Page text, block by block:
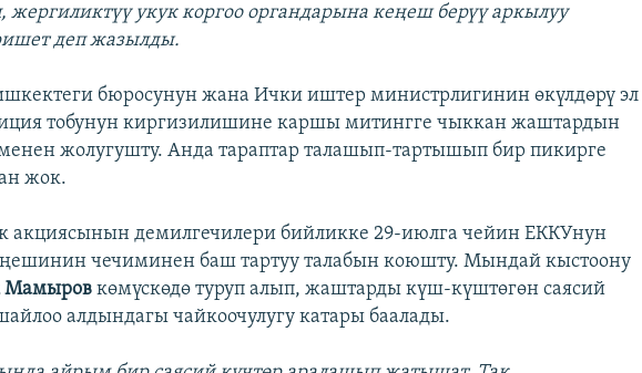
жергиликтүү укук коргоо органдарына кеңеш берүү аркылуу
деп жазылды.
бюросунун жана Ички иштер министрлигинин өкүлдөрү эл
тобунун киргизилишине каршы митингге чыккан жаштардын
жолугушту. Анда тараптар талашып-тартышып бир пикирге
жок.
акциясынын демилгечилери бийликке 29-июлга чейин ЕККУнун
чечиминен баш тартуу талабын коюшту. Мындай кыстоону
Мамыровкөмүскөдө туруп алып, жаштарды күш-күштөгөн саясий
алдындагы чайкоочулугу катары баалады.